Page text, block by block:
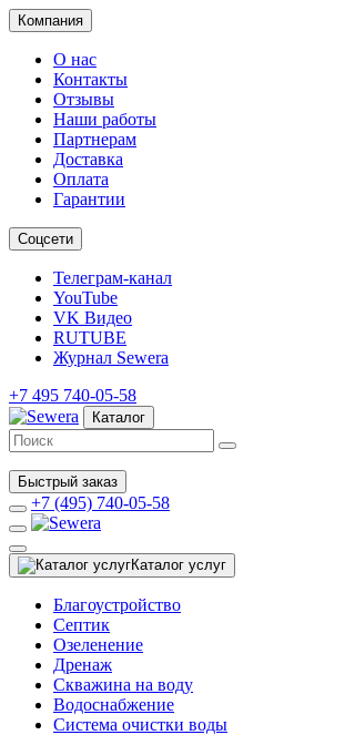
Компания
О нас
Контакты
Отзывы
Наши работы
Партнерам
Доставка
Оплата
Гарантии
Соцсети
Телеграм-канал
YouTube
VK Видео
RUTUBE
Журнал Sewera
+7 495 740-05-58
Каталог
Быстрый заказ
+7 (495) 740-05-58
Каталог услуг
Благоустройство
Септик
Озеленение
Дренаж
Скважина на воду
Водоснабжение
Система очистки воды